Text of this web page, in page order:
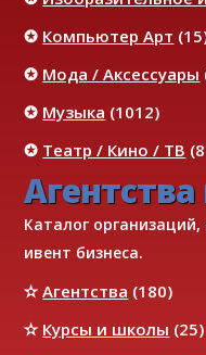
КОНТАКТ
✪ Компьютер Арт
✪ Мода / Аксессуары
✪ Музыка (1012)
✪ Театр / Кино / ТВ
Агентства
Каталог
ивент бизнеса.
✫Агентства (180)
✫ Курсы и школы (25)